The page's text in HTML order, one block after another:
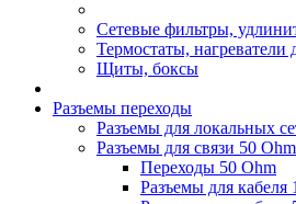
Сетевые фильтры,
Термостаты, нагреватели
Щиты, боксы
Разъемы переходы
Разъемы для локальных
Разъемы для связи 50 Ohm
Переходы 50 Ohm
Разъемы для кабеля